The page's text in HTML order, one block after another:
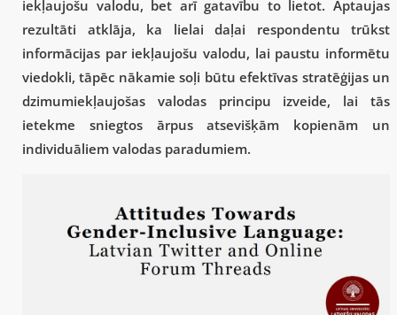
iekļaujošu valodu, bet arī gatavību to lietot. Aptaujas
rezultāti atklāja, ka lielai daļai respondentu trūkst
informācijas par iekļaujošu valodu, lai paustu informētu
viedokli, tāpēc nākamie soļi būtu efektīvas stratēģijas un
dzimumiekļaujošas valodas principu izveide, lai tās
ietekme sniegtos ārpus atsevišķām kopienām un
individuāliem valodas paradumiem.